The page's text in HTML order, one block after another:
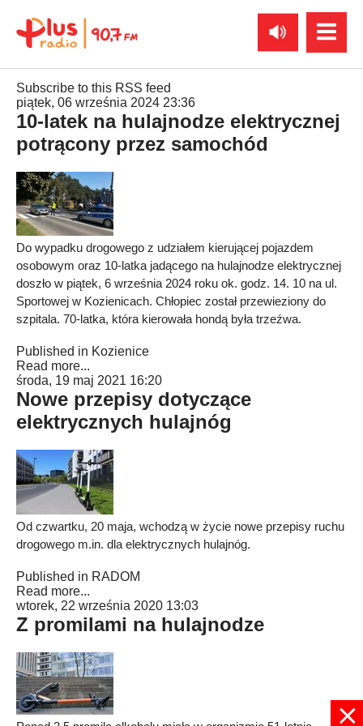
Subscribe to this RSS feed
piątek, 06 września 2024 23:36
10-latek na hulajnodze elektrycznej
potrącony przez samochód
Do wypadku drogowego z udziałem kierującej pojazdem
osobowym oraz 10-latka jadącego na hulajnodze elektrycznej
doszło w piątek, 6 września 2024 roku ok. godz. 14. 10 na ul.
Sportowej w Kozienicach. Chłopiec został przewieziony do
szpitala. 70-latka, która kierowała hondą była trzeźwa.
Published in Kozienice
Read more...
środa, 19 maj 2021 16:20
Nowe przepisy dotyczące
elektrycznych hulajnóg
Od czwartku, 20 maja, wchodzą w życie nowe przepisy ruchu
drogowego m.in. dla elektrycznych hulajnóg.
Published in RADOM
Read more...
wtorek, 22 września 2020 13:03
Z promilami na hulajnodze